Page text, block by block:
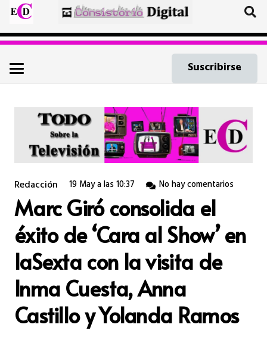
Suscribirse
Redacción 19 May a las 10:37 No hay comentarios
Marc Giró consolida el
éxito de ‘Cara al Show’ en
laSexta con la visita de
Inma Cuesta, Anna
Castillo y Yolanda Ramos